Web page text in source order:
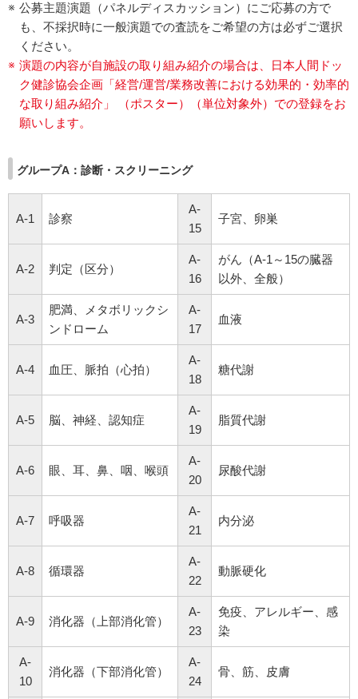
公募主題演題（パネルディスカッション）にご応募の方で
も、不採択時に一般演題での査読をご希望の方は必ずご選択
ください。
演題の内容が自施設の取り組み紹介の場合は、日本人間ドッ
ク健診協会企画「経営/運営/業務改善における効果的・効率的
な取り組み紹介」 （ポスター）（単位対象外）での登録をお
願いします。
グループA：診断・スクリーニング
A-1 診察
A-
15
子宮、卵巣
A-2 判定（区分）
A-
16
がん（A-1～15の臓器
以外、全般）
A-3
肥満、メタボリックシ
ンドローム
A-
17
血液
A-4 血圧、脈拍（心拍）
A-
18
糖代謝
A-5 脳、神経、認知症
A-
19
脂質代謝
A-6 眼、耳、鼻、咽、喉頭
A-
20
尿酸代謝
A-7 呼吸器
A-
21
内分泌
A-8 循環器
A-
22
動脈硬化
A-9 消化器（上部消化管）
A-
23
免疫、アレルギー、感
染
A-
10
消化器（下部消化管）
A-
24
骨、筋、皮膚